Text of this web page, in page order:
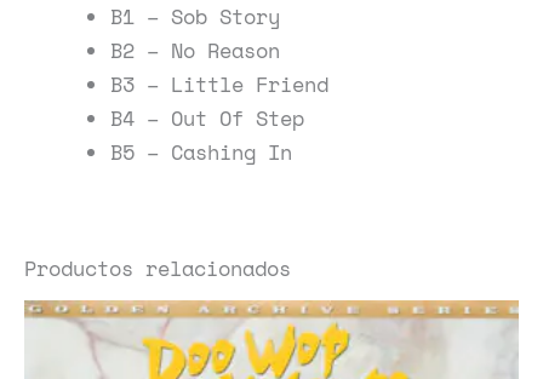
B1 – Sob Story
B2 – No Reason
B3 – Little Friend
B4 – Out Of Step
B5 – Cashing In
Productos relacionados